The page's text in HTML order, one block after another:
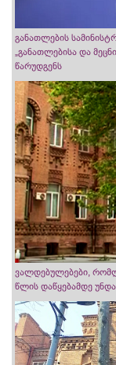
განათლების
„განათლებისა და
წარუდგენს
ვალდებულებები,
წლის დაწყებამდე